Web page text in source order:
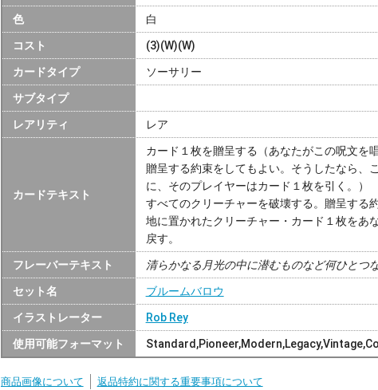
色 白
コスト (3)(W)(W)
カードタイプ ソーサリー
サブタイプ
レアリティ レア
カードテキスト
カード１枚を贈呈する（あなたがこの呪文を
贈呈する約束をしてもよい。そうしたなら、
に、そのプレイヤーはカード１枚を引く。）
すべてのクリーチャーを破壊する。贈呈する
地に置かれたクリーチャー・カード１枚をあ
戻す。
フレーバーテキスト 清らかなる月光の中に潜むものなど何ひとつな
セット名 ブルームバロウ
イラストレーター Rob Rey
使用可能フォーマット
商品画像について 返品特約に関する重要事項について